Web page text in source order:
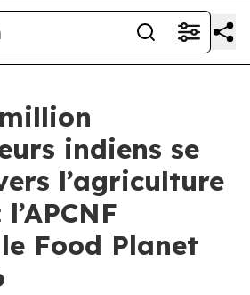
indiens se
l’agriculture
Food Planet